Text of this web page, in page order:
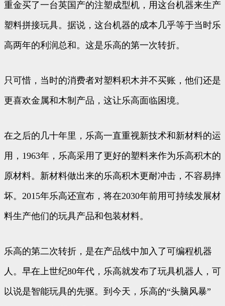
重金买了一台英国产的注塑成型机，用这台机器来生产
塑料拼接玩具。据说，这台机器的成本几乎等于当时乐
高两年的利润总和。这是乐高的第一次转折。
只可惜，当时的消费者对塑料积木并不买账，他们还是
更喜欢金属和木制产品，这让乐高面临困境。
在之后的几十年里，乐高一直重视新技术和新材料的运
用，1963年，乐高采用了更好的塑料来作为乐高积木的
原材料。新材料做出来的乐高积木更耐冲击，不容易摔
坏。2015年乐高还宣布，将在2030年前用可持续发展材
料生产他们的玩具产品和包装材料。
乐高的第二次转折，是在产品线中加入了可编程机器
人。早在上世纪80年代，乐高就发布了玩具机器人，可
以说是智能玩具的先驱。到今天，乐高的“头脑风暴”